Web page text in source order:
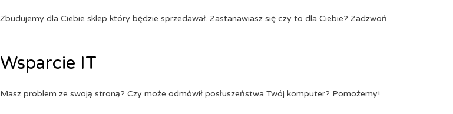
Zbudujemy dla Ciebie sklep który będzie sprzedawał. Zastanawiasz się czy to dla Ciebie? Zadzwoń.
Wsparcie IT
Masz problem ze swoją stroną? Czy może odmówił posłuszeństwa Twój komputer? Pomożemy!